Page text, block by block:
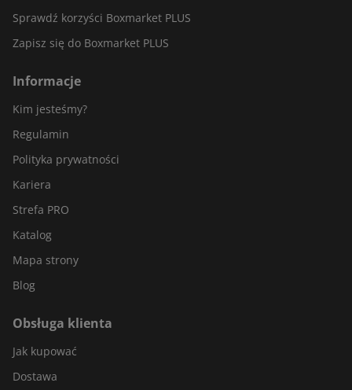
Sprawdź korzyści Boxmarket PLUS
Zapisz się do Boxmarket PLUS
Informacje
Kim jesteśmy?
Regulamin
Polityka prywatności
Kariera
Strefa PRO
Katalog
Mapa strony
Blog
Obsługa klienta
Jak kupować
Dostawa